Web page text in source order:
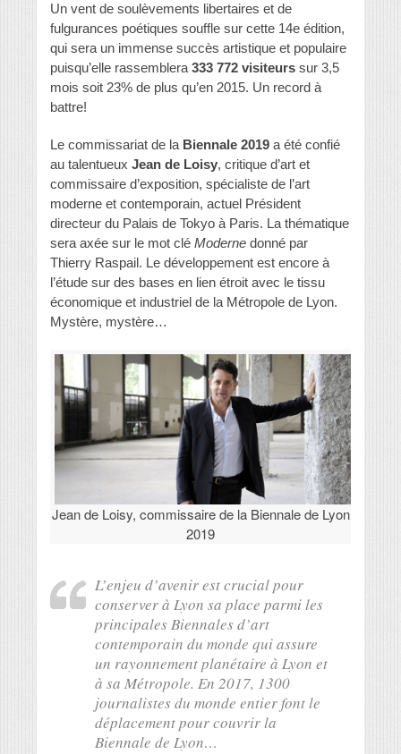
Un vent de soulèvements libertaires et de
fulgurances poétiques souffle sur cette 14e édition,
qui sera un immense succès artistique et populaire
puisqu’elle rassemblera 333 772 visiteurs sur 3,5
mois soit 23% de plus qu’en 2015. Un record à
battre!
Le commissariat de la Biennale 2019 a été confié
au talentueux Jean de Loisy, critique d’art et
commissaire d’exposition, spécialiste de l’art
moderne et contemporain, actuel Président
directeur du Palais de Tokyo à Paris. La thématique
sera axée sur le mot clé Moderne donné par
Thierry Raspail. Le développement est encore à
l’étude sur des bases en lien étroit avec le tissu
économique et industriel de la Métropole de Lyon.
Mystère, mystère…
Jean de Loisy, commissaire de la Biennale de Lyon
2019
L’enjeu d’avenir est crucial pour
conserver à Lyon sa place parmi les
principales Biennales d’art
contemporain du monde qui assure
un rayonnement planétaire à Lyon et
à sa Métropole. En 2017, 1300
journalistes du monde entier font le
déplacement pour couvrir la
Biennale de Lyon…